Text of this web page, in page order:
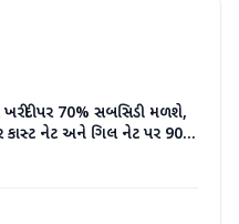
ખરીદી પર 70% સબસિડી મળશે,
કાસ્ટ નેટ અને ગિલ નેટ પર 90%